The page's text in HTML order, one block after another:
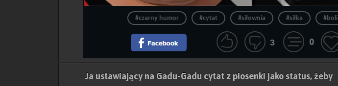
#czarny humor #cytat #siłownia #siłka #boli
3 0
Ja ustawiający na Gadu-Gadu cytat z piosenki jako status, żeby